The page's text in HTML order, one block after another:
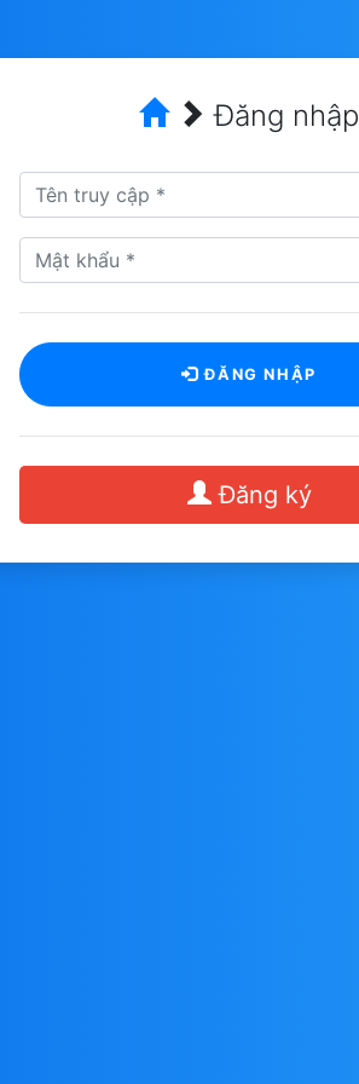
Đăng nhập
ĐĂNG NHẬP
Đăng ký